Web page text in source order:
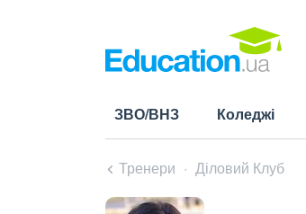
ЗВО/ВНЗ Коледжі
Тренери Діловий Клуб